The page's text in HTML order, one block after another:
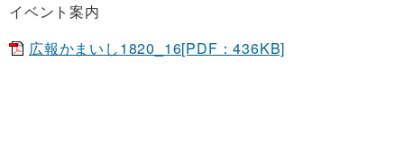
イベント案内
広報かまいし1820_16[PDF：436KB]